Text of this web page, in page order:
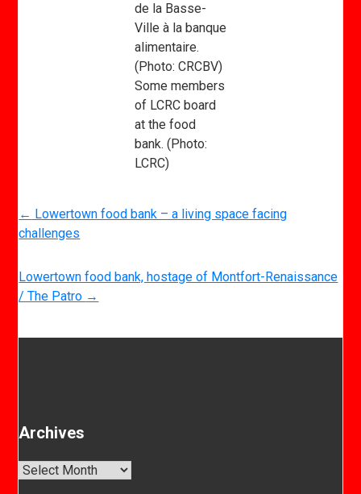
de la Basse-
Ville à la banque
alimentaire.
(Photo: CRCBV)
Some members
of LCRC board
at the food
bank. (Photo:
LCRC)
← Lowertown food bank – a living space facing
challenges
Lowertown food bank, hostage of Montfort-Renaissance
/ The Patro →
Archives
Archives